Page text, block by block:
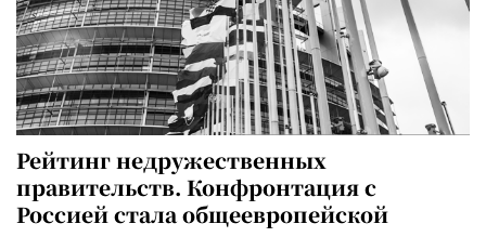
Рейтинг недружественных
правительств. Конфронтация с
Россией стала общеевропейской